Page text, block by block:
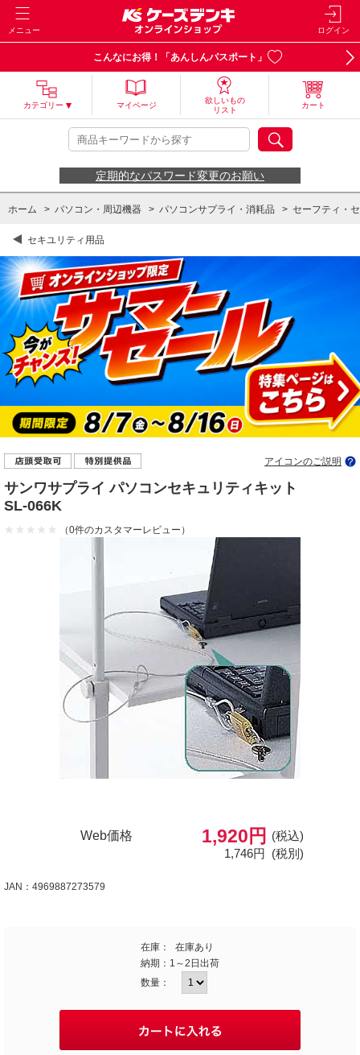
メニュー ログイン
こんなにお得！「あんしんパスポート」
カテゴリー マイページ
欲しいもの
リスト
カート
定期的なパスワード変更のお願い
ホーム > パソコン・周辺機器 > パソコンサプライ・消耗品 > セーフティ・
セキユリティ用品
アイコンのご説明
サンワサプライ パソコンセキュリティキット
SL-066K
（0件のカスタマーレビュー）
Web価格 1,920円
(税込)
1,746円 (税別)
JAN：4969887273579
在庫：
在庫あり
納期： 1～2日出荷
数量：